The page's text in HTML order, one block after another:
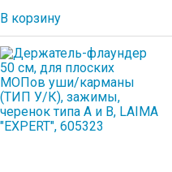
В корзину